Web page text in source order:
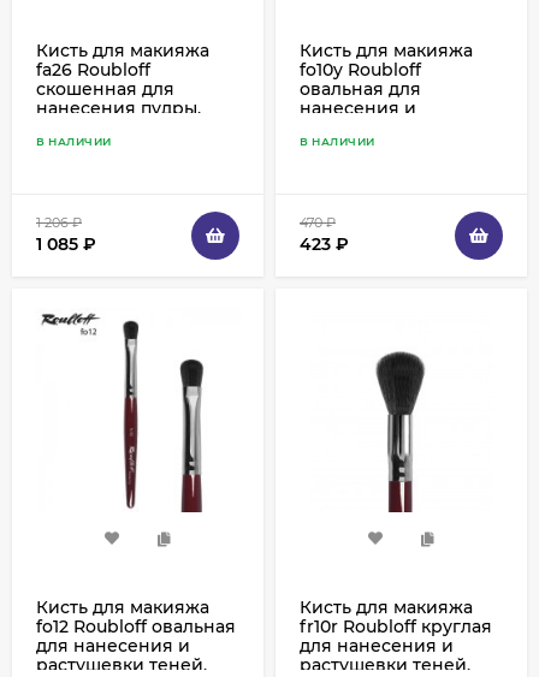
Кисть для макияжа
fa26 Roubloff
скошенная для
нанесения пудры,
тона и коррекции,
В НАЛИЧИИ
1 206₽
1 085 ₽
Кисть для макияжа
fo10y Roubloff
овальная для
нанесения и
укороченная,
В НАЛИЧИИ
470₽
423 ₽
Кисть для макияжа
fo12 Roubloff овальная
для нанесения и
растушевки теней,
Кисть для макияжа
fr10r Roubloff круглая
для нанесения и
растушевки теней,